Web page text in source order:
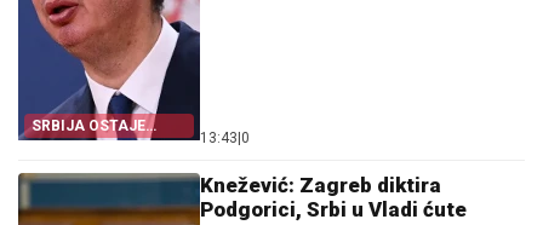
SRBIJA OSTAJE
DOSLJEDNA POVELJI
13:43 0
Knežević: Zagreb diktira
Podgorici, Srbi u Vladi ćute